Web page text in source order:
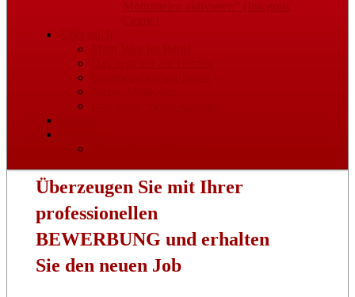
Überzeugen Sie mit Ihrer
professionellen
BEWERBUNG und erhalten
Sie den neuen Job